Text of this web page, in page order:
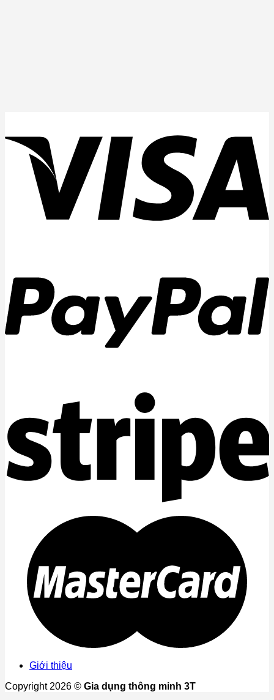
Giới thiệu
Copyright 2026 © Gia dụng thông minh 3T